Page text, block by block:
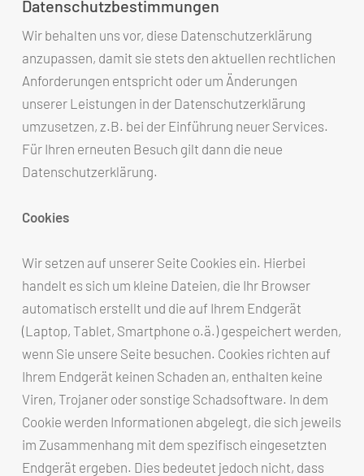
Datenschutzbestimmungen
Wir behalten uns vor, diese Datenschutzerklärung
anzupassen, damit sie stets den aktuellen rechtlichen
Anforderungen entspricht oder um Änderungen
unserer Leistungen in der Datenschutzerklärung
umzusetzen, z.B. bei der Einführung neuer Services.
Für Ihren erneuten Besuch gilt dann die neue
Datenschutzerklärung.
Cookies
Wir setzen auf unserer Seite Cookies ein. Hierbei
handelt es sich um kleine Dateien, die Ihr Browser
automatisch erstellt und die auf Ihrem Endgerät
(Laptop, Tablet, Smartphone o.ä.) gespeichert werden,
wenn Sie unsere Seite besuchen. Cookies richten auf
Ihrem Endgerät keinen Schaden an, enthalten keine
Viren, Trojaner oder sonstige Schadsoftware. In dem
Cookie werden Informationen abgelegt, die sich jeweils
im Zusammenhang mit dem spezifisch eingesetzten
Endgerät ergeben. Dies bedeutet jedoch nicht, dass